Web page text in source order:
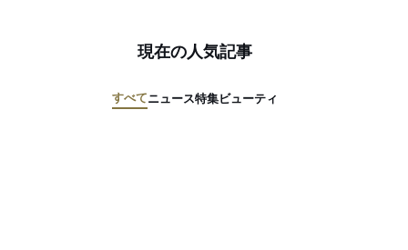
現在の人気記事
すべてニュース特集ビューティ